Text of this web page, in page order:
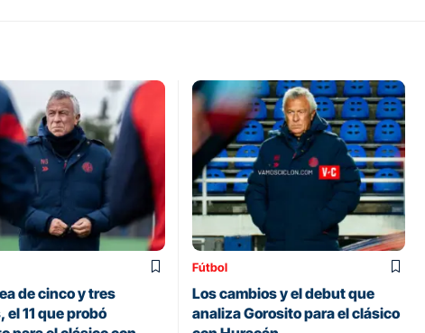
de cinco y tres
el 11 que probó
Fútbol
Los cambios y el debut que
analiza Gorosito para el clásico